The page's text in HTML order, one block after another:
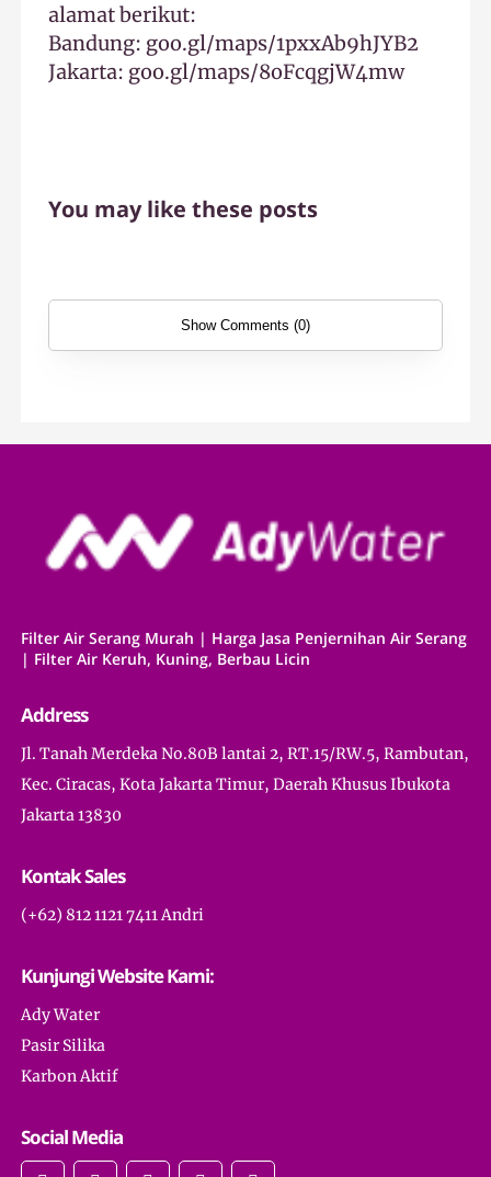
alamat berikut:
Bandung: goo.gl/maps/1pxxAb9hJYB2
Jakarta: goo.gl/maps/8oFcqgjW4mw
You may like these posts
Show Comments (0)
Filter Air Serang Murah | Harga Jasa Penjernihan Air Serang
| Filter Air Keruh, Kuning, Berbau Licin
Address
Jl. Tanah Merdeka No.80B lantai 2, RT.15/RW.5, Rambutan,
Kec. Ciracas, Kota Jakarta Timur, Daerah Khusus Ibukota
Jakarta 13830
Kontak Sales
(+62) 812 1121 7411 Andri
Kunjungi Website Kami:
Ady Water
Pasir Silika
Karbon Aktif
Social Media